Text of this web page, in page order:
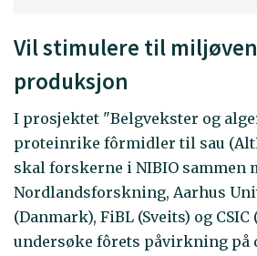
Vil stimulere til
produksjon
I prosjektet "Belgvekster og
proteinrike fôrmidler til sau
skal forskerne i NIBIO sammen
Nordlandsforskning, Aarhus
(Danmark), FiBL (Sveits) og CSIC
undersøke fôrets påvirkning på